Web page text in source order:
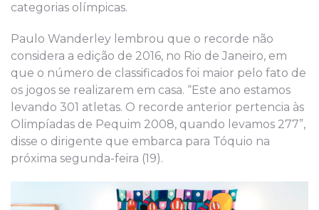
categorias olímpicas.
Paulo Wanderley lembrou que o recorde não
considera a edição de 2016, no Rio de Janeiro, em
que o número de classificados foi maior pelo fato de
os jogos se realizarem em casa. “Este ano estamos
levando 301 atletas. O recorde anterior pertencia às
Olimpíadas de Pequim 2008, quando levamos 277”,
disse o dirigente que embarca para Tóquio na
próxima segunda-feira (19).